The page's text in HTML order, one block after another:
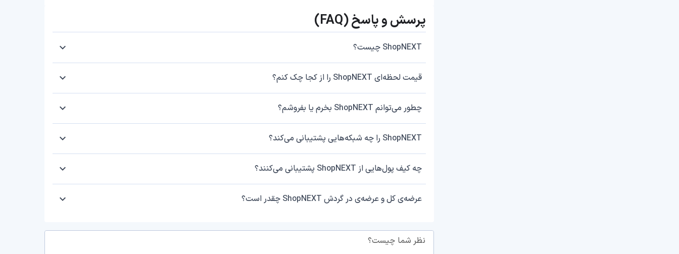
پرسش و پاسخ (FAQ)
ShopNEXT چیست؟
قیمت لحظه‌ای ShopNEXT را از کجا چک کنم؟
چطور می‌توانم ShopNEXT بخرم یا بفروشم؟
ShopNEXT را چه شبکه‌هایی پشتیبانی می‌کند؟
چه کیف پول‌هایی از ShopNEXT پشتیبانی می‌کنند؟
عرضه‌ی کل و عرضه‌ی در گردش ShopNEXT چقدر است؟
نظر شما چیست؟